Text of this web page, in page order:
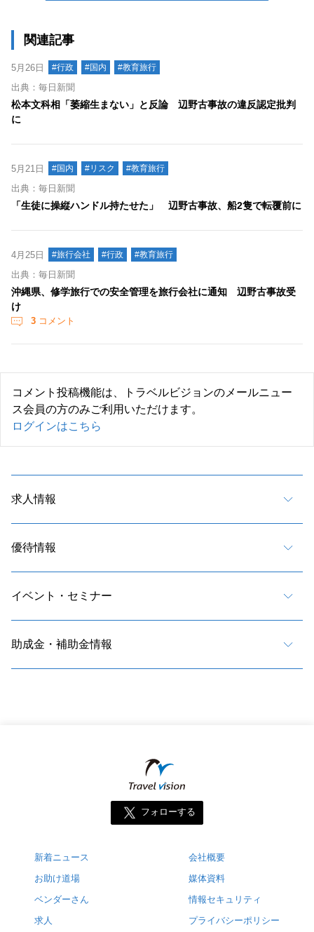
関連記事
5月26日 #行政 #国内 #教育旅行
出典：毎日新聞
松本文科相「萎縮生まない」と反論 辺野古事故の違反認定批判
に
5月21日 #国内 #リスク #教育旅行
出典：毎日新聞
「生徒に操縦ハンドル持たせた」 辺野古事故、船2隻で転覆前に
4月25日 #旅行会社 #行政 #教育旅行
出典：毎日新聞
沖縄県、修学旅行での安全管理を旅行会社に通知 辺野古事故受
け
3 コメント
コメント投稿機能は、トラベルビジョンのメールニュー
ス会員の方のみご利用いただけます。
ログインはこちら
求人情報
優待情報
イベント・セミナー
助成金・補助金情報
フォローする
新着ニュース
お助け道場
ベンダーさん
求人
会社概要
媒体資料
情報セキュリティ
プライバシーポリシー